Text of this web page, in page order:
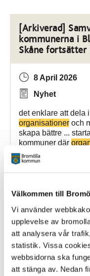
Välkommen till
Vi använder
upplevelse av
att analysera vår
statistik. Vissa
webbsidorna ska
att stänga av. Nedan
[Arkiverad]
kommunerna i
Skåne fortsätter
8 April 2026
Nyhet
det enklare att dela
organisationer och
skapa bättre ...
kommuner där
förhindra att barn och
LEDIGA LOKALER
7 April 2026
Webbsida